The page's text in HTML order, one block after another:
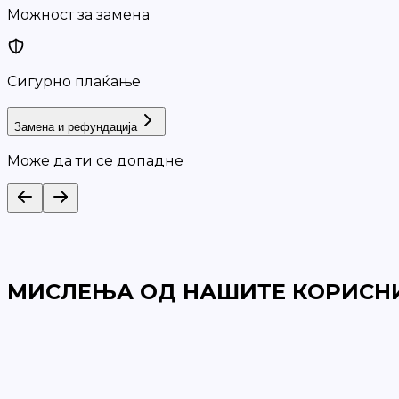
Можност за замена
Сигурно плаќање
Замена и рефундација
Може да ти се допадне
МИСЛЕЊА ОД НАШИТЕ